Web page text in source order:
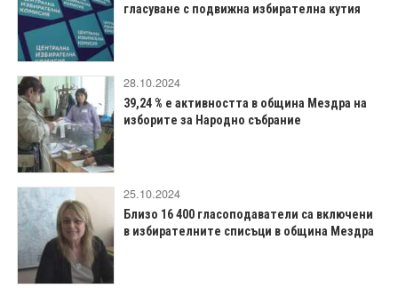
гласуване с подвижна избирателна кутия
28.10.2024
39,24 % е активността в община Мездра на
изборите за Народно събрание
25.10.2024
Близо 16 400 гласоподаватели са включени
в избирателните списъци в община Мездра